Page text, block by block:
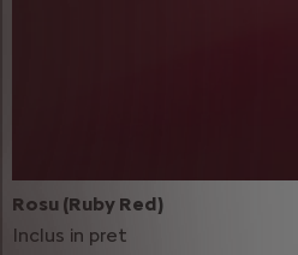
Rosu (Ruby Red)
Inclus in pret